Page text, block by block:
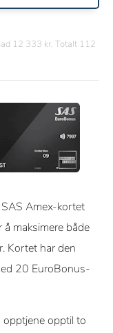
12 333 kr. Totalt 112
Amex-kortet
maksimere både
Kortet har den
20 EuroBonus-
opptjene opptil to